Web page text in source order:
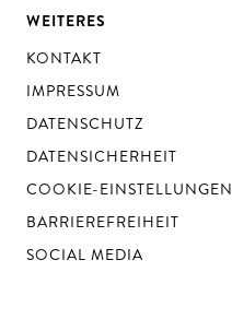
WEITERES
KONTAKT
IMPRESSUM
DATENSCHUTZ
DATENSICHERHEIT
COOKIE-EINSTELLUNGEN
BARRIEREFREIHEIT
SOCIAL MEDIA